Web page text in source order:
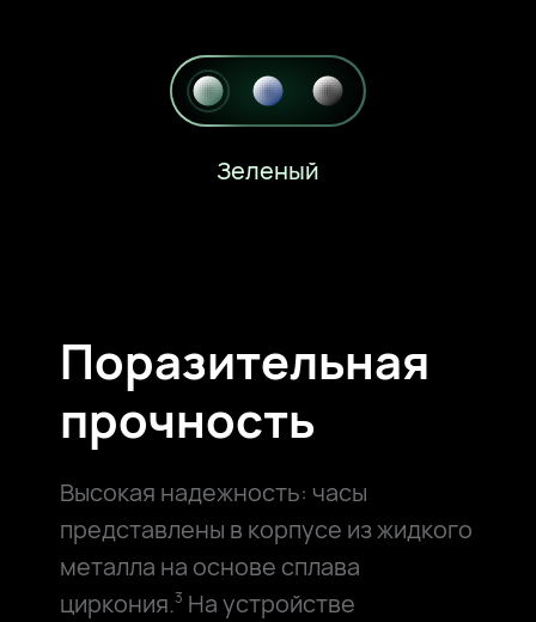
Зеленый
Поразительная
прочность
Высокая надежность: часы
представлены в корпусе из жидкого
металла на основе сплава
циркония.3 На устройстве